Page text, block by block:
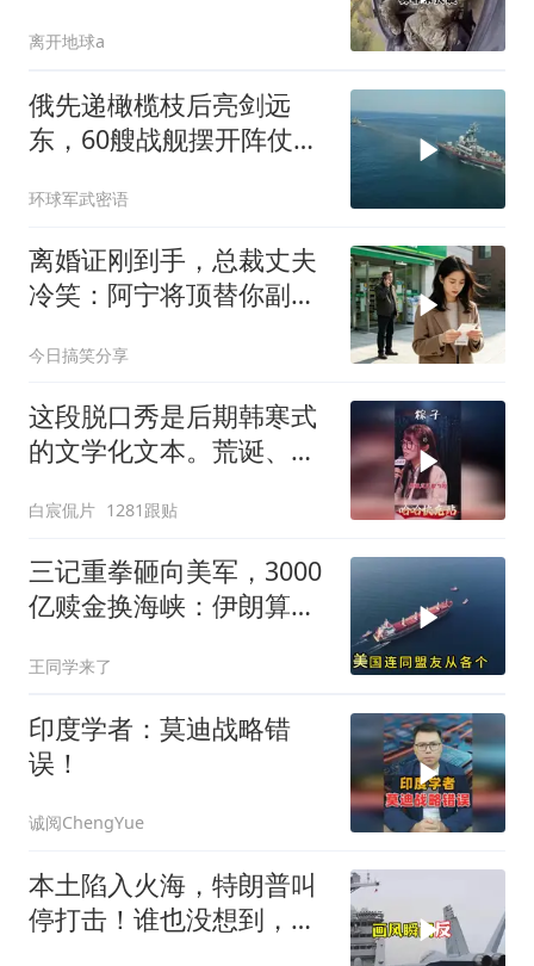
离开地球a
俄先递橄榄枝后亮剑远
东，60艘战舰摆开阵仗，
环球军武密语
离婚证刚到手，总裁丈夫
冷笑：阿宁将顶替你副总
今日搞笑分享
这段脱口秀是后期韩寒式
的文学化文本。荒诞、激
白宸侃片 1281跟贴
三记重拳砸向美军，3000
亿赎金换海峡：伊朗算准
王同学来了
印度学者：莫迪战略错
误！
诚阅ChengYue
本土陷入火海，特朗普叫
停打击！谁也没想到，中